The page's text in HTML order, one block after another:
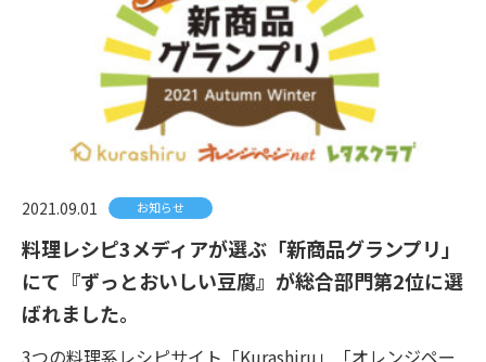
2021.09.01 お知らせ
料理レシピ3メディアが選ぶ「新商品グランプリ」
にて『ずっとおいしい豆腐』が総合部門第2位に選
ばれました。
3つの料理系レシピサイト「Kurashiru」「オレンジペー